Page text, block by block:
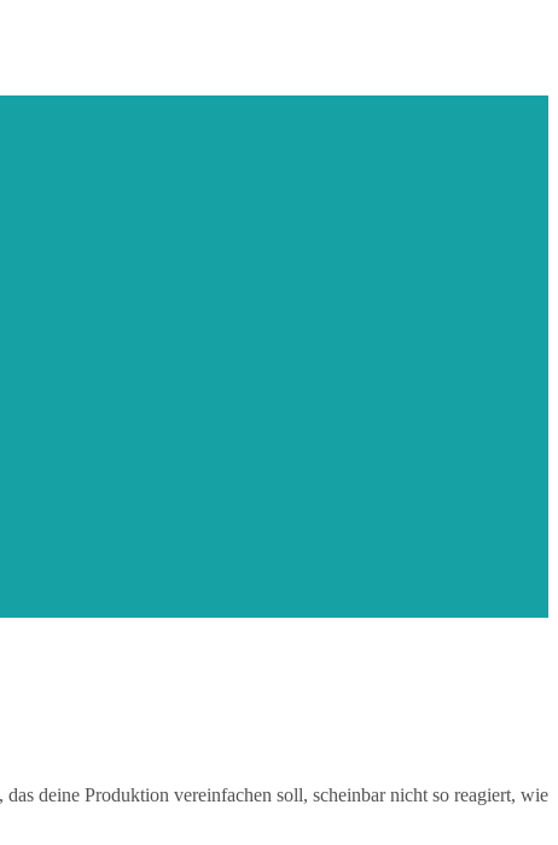
deine Produktion vereinfachen soll, scheinbar nicht so reagiert, wie